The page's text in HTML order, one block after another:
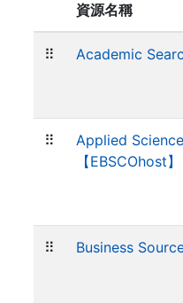
資源名稱
⠿ Academic
⠿
Applied
【EBSCOhost】
⠿ Business